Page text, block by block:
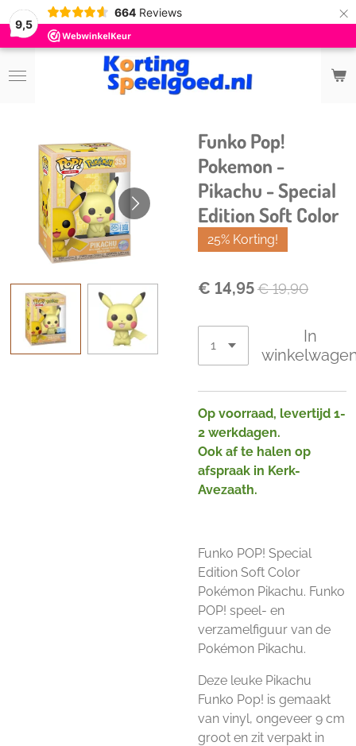
9,5
664 Reviews ×
Funko Pop!
Pokemon -
Pikachu - Special
Edition Soft Color
25% Korting!
€ 14,95€ 19,90
In
Op voorraad, levertijd 1-
2 werkdagen.
Ook af te halen op
afspraak in Kerk-
Avezaath.
Funko POP! Special
Edition Soft Color
Pokémon Pikachu. Funko
POP! speel- en
verzamelfiguur van de
Pokémon Pikachu.
Deze leuke Pikachu
Funko Pop! is gemaakt
van vinyl, ongeveer 9 cm
groot en zit verpakt in